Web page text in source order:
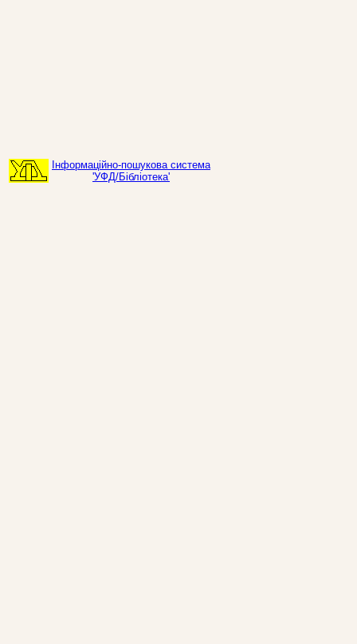
Інформаційно-пошукова система
'УФД/Бібліотека'